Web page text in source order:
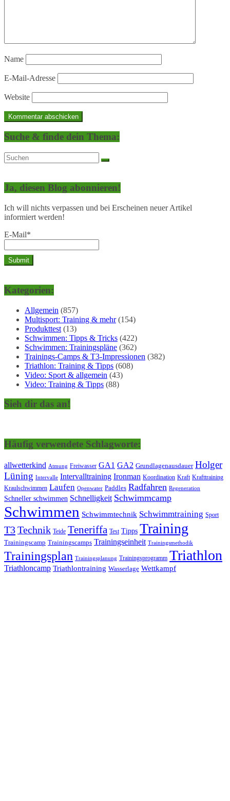
Name
E-Mail-Adresse
Website
Suche & finde dein Thema:
Ja, diesen Blog abonnieren!
Ich will nichts verpassen und bei Erscheinen neuer Artikel
informiert werden!
E-Mail*
Kategorien:
Allgemein (857)
Multisport: Training & mehr(154)
Produkttest (13)
Schwimmen: Tipps & Tricks (422)
Schwimmen: Trainingspläne (362)
Trainings-Camps & T3-Impressionen (382)
Triathlon: Training & Tipps (608)
Video: Sport & allgemein (43)
Video: Training & Tipps (88)
Sieh dir das an!
Häufig verwendete Schlagworte:
allwetterkind Atmung Freiwasser GA1 GA2 Grundlagenausdauer Holger
Lüning Intervalle Intervalltraining Ironman Koordination Kraft Krafttraining
Kraulschwimmen Laufen Openwater Paddles Radfahren Regeneration
Schneller schwimmen Schnelligkeit Schwimmcamp
Schwimmen Schwimmtechnik Schwimmtraining Sport
T3Technik Teide Teneriffa Test Tipps Training
Trainingscamp Trainingscamps Trainingseinheit Trainingsmethodik
Trainingsplan Trainingsplanung Trainingsprogramm Triathlon
Triathloncamp Triathlontraining Wasserlage Wettkampf